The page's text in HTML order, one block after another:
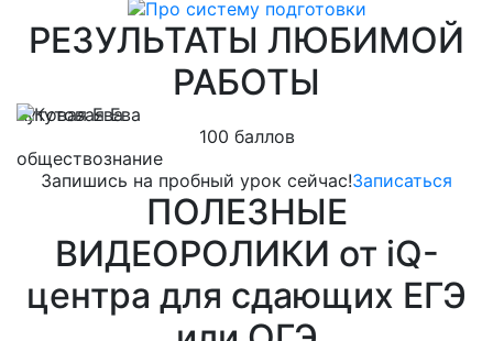
РЕЗУЛЬТАТЫ ЛЮБИМОЙ
РАБОТЫ
Кутовая Ева
100 баллов
обществознание
Запишись на пробный урок сейчас!Записаться
ПОЛЕЗНЫЕ
ВИДЕОРОЛИКИ от iQ-
центра для сдающих ЕГЭ